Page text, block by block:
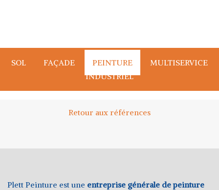
SOL FAÇADE PEINTURE
MULTISERVICE
INDUSTRIEL
Retour aux références
Plett Peinture est une entreprise générale de peinture